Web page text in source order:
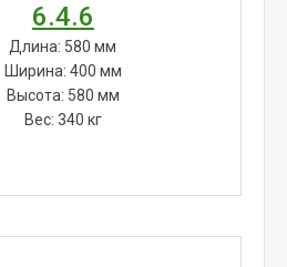
6.4.6
Длина: 580 мм
Ширина: 400 мм
Высота: 580 мм
Вес: 340 кг